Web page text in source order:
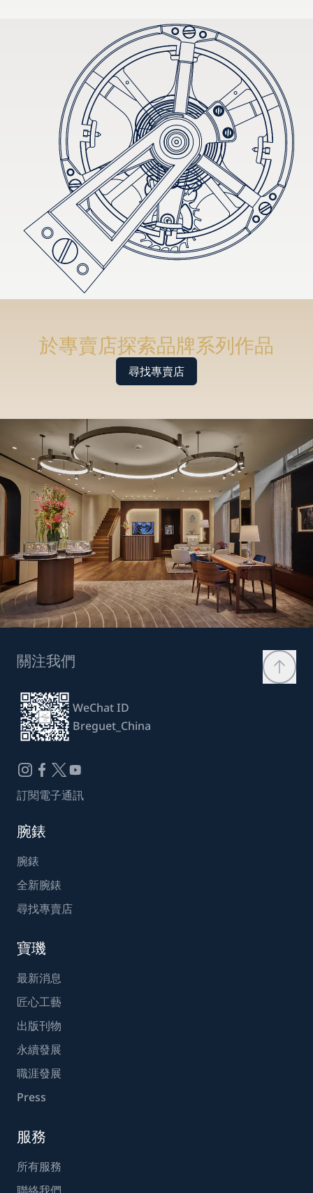
於專賣店探索品牌系列作品
尋找專賣店
關注我們
WeChat ID
Breguet_China
訂閱電子通訊
腕錶
腕錶
全新腕錶
尋找專賣店
寶璣
最新消息
匠心工藝
出版刊物
永續發展
職涯發展
Press
服務
所有服務